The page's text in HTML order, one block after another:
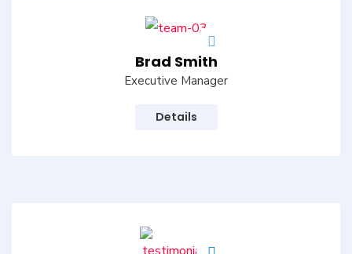
Brad Smith
Executive Manager
Details